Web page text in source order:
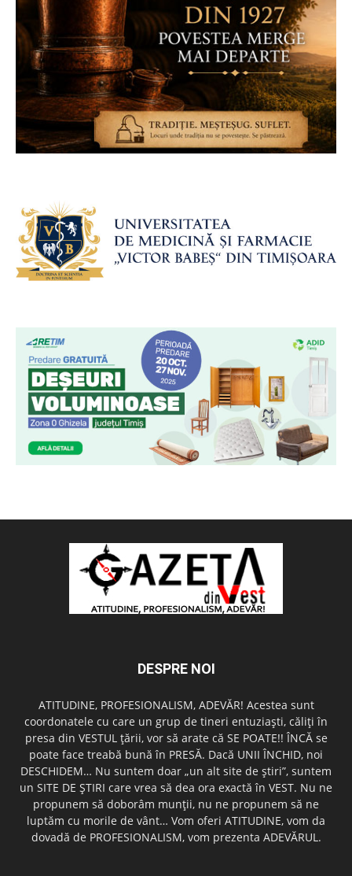
DESPRE NOI
ATITUDINE, PROFESIONALISM, ADEVĂR! Acestea sunt
coordonatele cu care un grup de tineri entuziaşti, căliţi în
presa din VESTUL ţării, vor să arate că SE POATE!! ÎNCĂ se
poate face treabă bună în PRESĂ. Dacă UNII ÎNCHID, noi
DESCHIDEM… Nu suntem doar „un alt site de ştiri”, suntem
un SITE DE ŞTIRI care vrea să dea ora exactă în VEST. Nu ne
propunem să doborâm munţii, nu ne propunem să ne
luptăm cu morile de vânt… Vom oferi ATITUDINE, vom da
dovadă de PROFESIONALISM, vom prezenta ADEVĂRUL.